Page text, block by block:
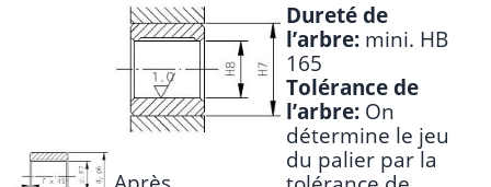
Dureté de
l’arbre: mini. HB
165
Tolérance de
l’arbre: On
détermine le jeu
du palier par la